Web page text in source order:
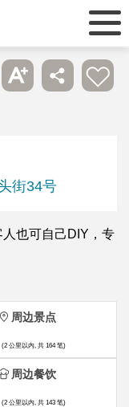
街34号
也可自己DIY，专
周边景点
(2 公里以内, 共 164 笔)
周边餐饮
(2 公里以内, 共 143 笔)